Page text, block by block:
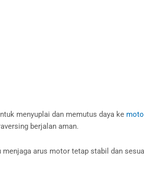
menyuplai dan memutus daya ke
berjalan aman.
arus motor tetap stabil dan